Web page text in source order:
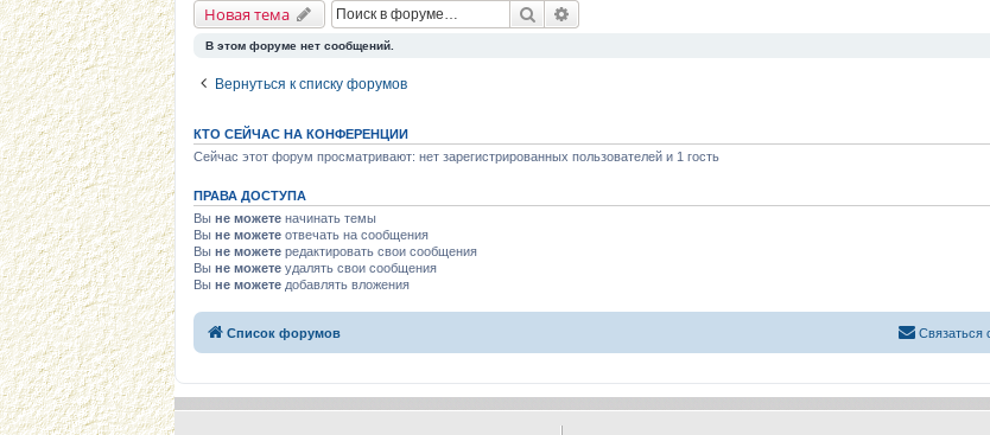
Новая тема Поиск
В этом форуме нет сообщений.
Вернуться к списку форумов
КТО СЕЙЧАС НА КОНФЕРЕНЦИИ
Сейчас этот форум просматривают: нет зарегистрированных пользователей и 1 гость
ПРАВА ДОСТУПА
Вы не можете начинать темы
Вы не можете отвечать на сообщения
Вы не можете редактировать свои сообщения
Вы не можете удалять свои сообщения
Вы не можете добавлять вложения
Список форумов Связаться